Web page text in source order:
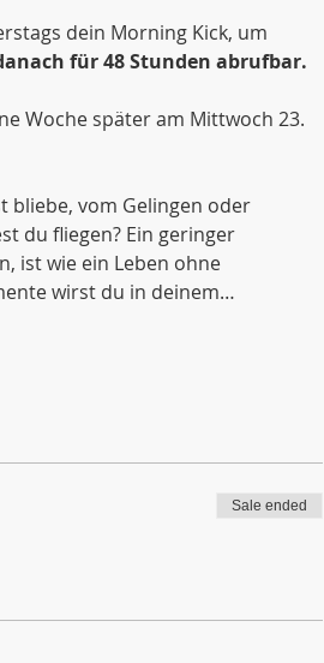
dein Morning Kick, um
für 48 Stunden abrufbar.
Woche später am Mittwoch 23.
bliebe, vom Gelingen oder
du fliegen? Ein geringer
ist wie ein Leben ohne
wirst du in deinem…
Sale ended